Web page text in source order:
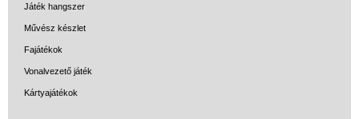
Játék hangszer
Művész készlet
Fajátékok
Vonalvezető játék
Kártyajátékok